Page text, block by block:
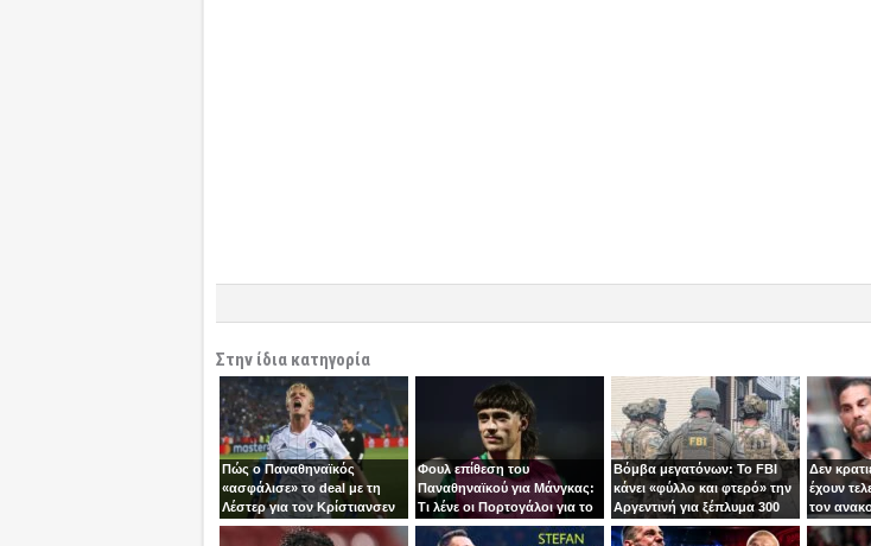
Στην ίδια κατηγορία
Πώς ο Παναθηναϊκός
«ασφάλισε» το deal με τη
Λέστερ για τον Κρίστιανσεν
Φουλ επίθεση του
Παναθηναϊκού για Μάνγκας:
Τι λένε οι Πορτογάλοι για το
“deal” με τη Σπόρτινγκ
Βόμβα μεγατόνων: Το FBI
κάνει «φύλλο και φτερό» την
Αργεντινή για ξέπλυμα 300
εκατ. ευρώ!
Δεν
έχουν
τον
τρέχουν;»